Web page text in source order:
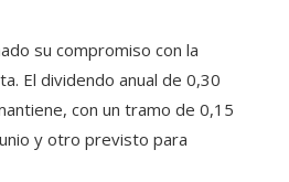
su compromiso con la
El dividendo anual de 0,30
con un tramo de 0,15
y otro previsto para